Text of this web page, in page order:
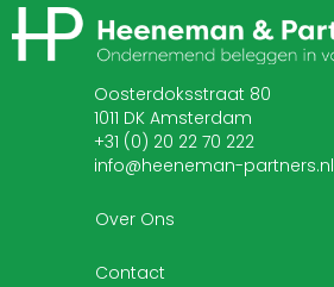
Oosterdoksstraat 80
1011 DK Amsterdam
+31 (0) 20 22 70 222
info@heeneman-partners.nl
Over Ons
Contact